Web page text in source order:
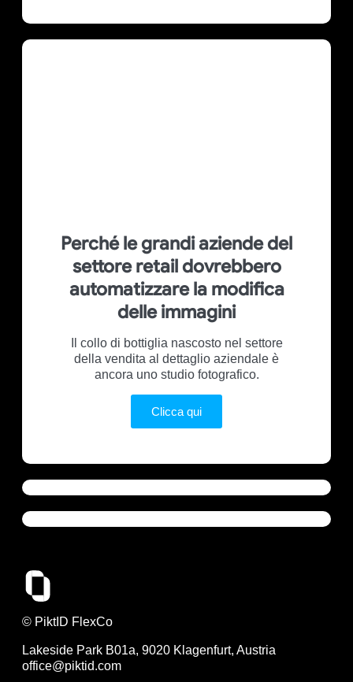
Perché le grandi aziende del
settore retail dovrebbero
automatizzare la modifica
delle immagini
Il collo di bottiglia nascosto nel settore
della vendita al dettaglio aziendale è
ancora uno studio fotografico.
Clicca qui
© PiktID FlexCo
Lakeside Park B01a, 9020 Klagenfurt, Austria
office@piktid.com